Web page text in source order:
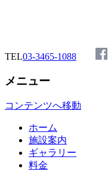
TEL03-3465-1088
メニュー
コンテンツへ移動
ホーム
施設案内
ギャラリー
料金